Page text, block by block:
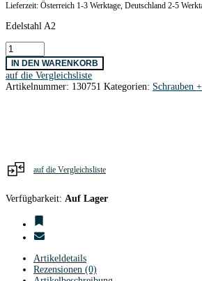
Lieferzeit: Österreich 1-3 Werktage, Deutschland 2-5
Edelstahl A2
Innensechskantschr.
DIN912
Edelstahl
M4
x
IN DEN WARENKORB
auf die Vergleichsliste
Artikelnummer: 130751 Kategorien: Schrauben
auf die Vergleichsliste
Verfügbarkeit: Auf Lager
Artikeldetails
Rezensionen (0)